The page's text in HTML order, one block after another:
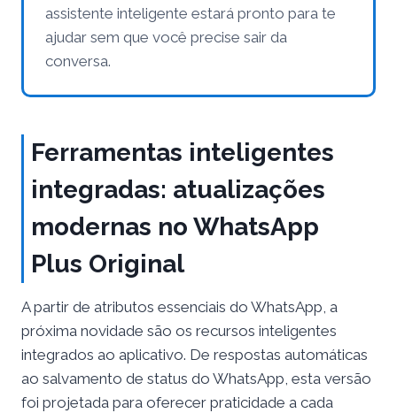
assistente inteligente estará pronto para te
ajudar sem que você precise sair da
conversa.
Ferramentas inteligentes
integradas: atualizações
modernas no WhatsApp
Plus Original
A partir de atributos essenciais do WhatsApp, a
próxima novidade são os recursos inteligentes
integrados ao aplicativo. De respostas automáticas
ao salvamento de status do WhatsApp, esta versão
foi projetada para oferecer praticidade a cada